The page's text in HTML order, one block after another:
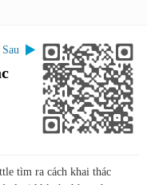
Sau
tìm ra cách khai thác